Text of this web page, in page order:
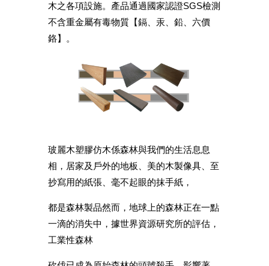
木之各項設施。產品通過國家認證SGS檢測
不含重金屬有毒物質【鎘、汞、鉛、六價
鉻】。
玻麗木塑膠仿木係森林與我們的生活息息
相，居家及戶外的地板、美的木製像具、至
抄寫用的紙張、毫不起眼的抹手紙，
都是森林製品然而，地球上的森林正在一點
一滴的消失中，據世界資源研究所的評估，
工業性森林